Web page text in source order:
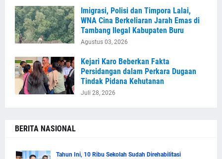
Imigrasi, Polisi dan Timpora Lalai,
WNA Cina Berkeliaran Jarah Emas di
Tambang Ilegal Kabupaten Buru
Agustus 03, 2026
Kejari Karo Beberkan Fakta
Persidangan dalam Perkara Dugaan
Tindak Pidana Kehutanan
Juli 28, 2026
BERITA NASIONAL
Tahun Ini, 10 Ribu Sekolah Sudah Direhabilitasi